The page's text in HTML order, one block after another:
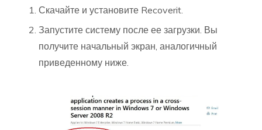
Скачайте и установите Recoverit.
Запустите систему после ее загрузки. Вы
получите начальный экран, аналогичный
приведенному ниже.